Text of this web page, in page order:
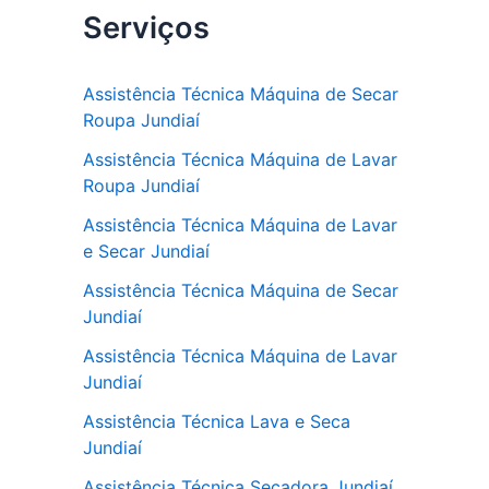
c
b
o
o
k
itt
A
p
Serviços
Assistência Técnica Máquina de Secar
Roupa Jundiaí
Assistência Técnica Máquina de Lavar
Roupa Jundiaí
Assistência Técnica Máquina de Lavar
e Secar Jundiaí
Assistência Técnica Máquina de Secar
Jundiaí
Assistência Técnica Máquina de Lavar
Jundiaí
Assistência Técnica Lava e Seca
Jundiaí